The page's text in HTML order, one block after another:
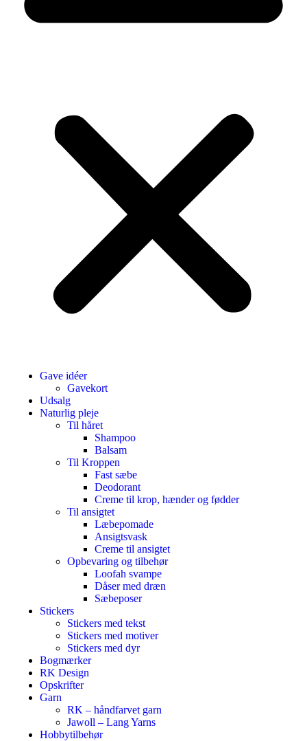
Gave idéer
Gavekort
Udsalg
Naturlig pleje
Til håret
Shampoo
Balsam
Til Kroppen
Fast sæbe
Deodorant
Creme til krop, hænder og fødder
Til ansigtet
Læbepomade
Ansigtsvask
Creme til ansigtet
Opbevaring og tilbehør
Loofah svampe
Dåser med dræn
Sæbeposer
Stickers
Stickers med tekst
Stickers med motiver
Stickers med dyr
Bogmærker
RK Design
Opskrifter
Garn
RK – håndfarvet garn
Jawoll – Lang Yarns
Hobbytilbehør